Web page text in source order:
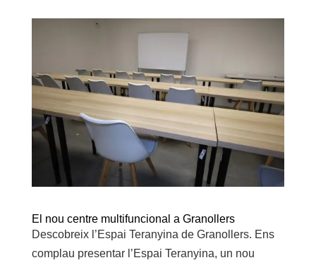
El nou centre multifuncional a Granollers
Descobreix l’Espai Teranyina de Granollers. Ens
complau presentar l’Espai Teranyina, un nou